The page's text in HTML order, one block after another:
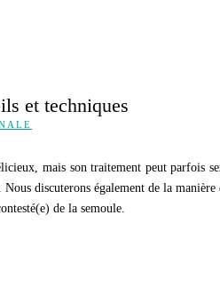
et techniques
mais son traitement peut parfois
discuterons également de la
de la semoule.